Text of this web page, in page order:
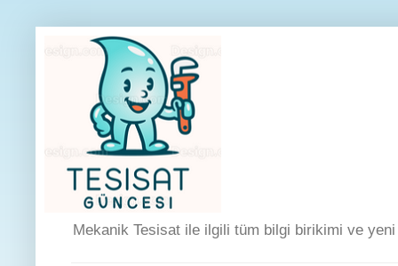
Mekanik Tesisat ile ilgili tüm bilgi birikimi ve